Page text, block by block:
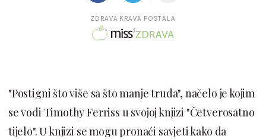
ZDRAVA KRAVA POSTALA
"Postigni što više sa što manje truda", načelo je kojim
se vodi Timothy Ferriss u svojoj knjizi "Četverosatno
tijelo". U knjizi se mogu pronaći savjeti kako da